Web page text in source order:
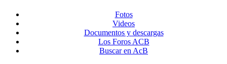
Fotos
Videos
Documentos y descargas
Los Foros ACB
Buscar en AcB